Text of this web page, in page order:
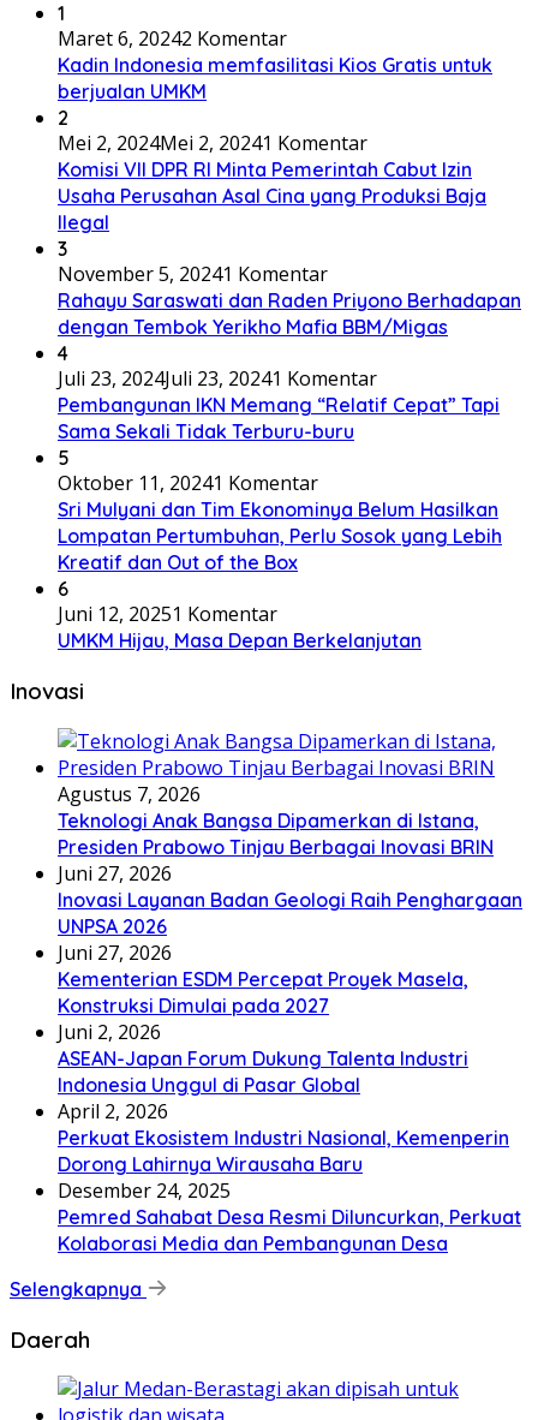
1
Maret 6, 20242 Komentar
Kadin Indonesia memfasilitasi Kios Gratis untuk
berjualan UMKM
2
Mei 2, 2024Mei 2, 20241 Komentar
Komisi VII DPR RI Minta Pemerintah Cabut Izin
Usaha Perusahan Asal Cina yang Produksi Baja
Ilegal
3
November 5, 20241 Komentar
Rahayu Saraswati dan Raden Priyono Berhadapan
dengan Tembok Yerikho Mafia BBM/Migas
4
Juli 23, 2024Juli 23, 20241 Komentar
Pembangunan IKN Memang “Relatif Cepat” Tapi
Sama Sekali Tidak Terburu-buru
5
Oktober 11, 20241 Komentar
Sri Mulyani dan Tim Ekonominya Belum Hasilkan
Lompatan Pertumbuhan, Perlu Sosok yang Lebih
Kreatif dan Out of the Box
6
Juni 12, 20251 Komentar
UMKM Hijau, Masa Depan Berkelanjutan
Inovasi
Agustus 7, 2026
Teknologi Anak Bangsa Dipamerkan di Istana,
Presiden Prabowo Tinjau Berbagai Inovasi BRIN
Juni 27, 2026
Inovasi Layanan Badan Geologi Raih Penghargaan
UNPSA 2026
Juni 27, 2026
Kementerian ESDM Percepat Proyek Masela,
Konstruksi Dimulai pada 2027
Juni 2, 2026
ASEAN-Japan Forum Dukung Talenta Industri
Indonesia Unggul di Pasar Global
April 2, 2026
Perkuat Ekosistem Industri Nasional, Kemenperin
Dorong Lahirnya Wirausaha Baru
Desember 24, 2025
Pemred Sahabat Desa Resmi Diluncurkan, Perkuat
Kolaborasi Media dan Pembangunan Desa
Selengkapnya
Daerah